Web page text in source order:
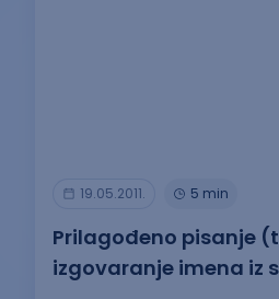
19.05.2011. 5 min
Prilagođeno pisanje
izgovaranje imena iz